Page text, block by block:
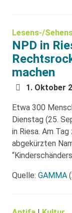
Lesens-/
NPD in
machen
1. Oktober
Etwa 300
Dienstag (25.
in Riesa. Am
abgekürzten
Quelle: GAMMA